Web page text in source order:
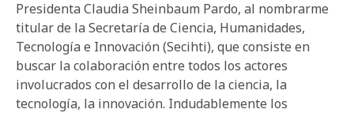
Presidenta Claudia Sheinbaum Pardo, al nombrarme
titular de la Secretaría de Ciencia, Humanidades,
Tecnología e Innovación (Secihti), que consiste en
buscar la colaboración entre todos los actores
involucrados con el desarrollo de la ciencia, la
tecnología, la innovación. Indudablemente los